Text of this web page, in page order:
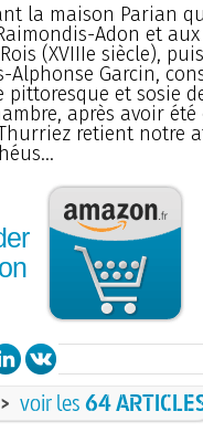
la maison Parian
Adon et
(XVIIIe siècle),
Garcin,
et sosie
après avoir été
retient notre
voir les64